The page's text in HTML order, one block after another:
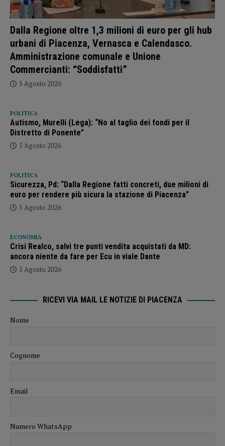
Dalla Regione oltre 1,3 milioni di euro per gli hub
urbani di Piacenza, Vernasca e Calendasco.
Amministrazione comunale e Unione
Commercianti: “Soddisfatti”
5 Agosto 2026
POLITICA
Autismo, Murelli (Lega): “No al taglio dei fondi per il
Distretto di Ponente”
5 Agosto 2026
POLITICA
Sicurezza, Pd: “Dalla Regione fatti concreti, due milioni di
euro per rendere più sicura la stazione di Piacenza”
5 Agosto 2026
ECONOMIA
Crisi Realco, salvi tre punti vendita acquistati da MD:
ancora niente da fare per Ecu in viale Dante
5 Agosto 2026
RICEVI VIA MAIL LE NOTIZIE DI PIACENZA
Nome
Cognome
Email
Numero WhatsApp